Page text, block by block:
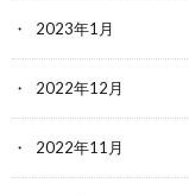
2023年1月
2022年12月
2022年11月